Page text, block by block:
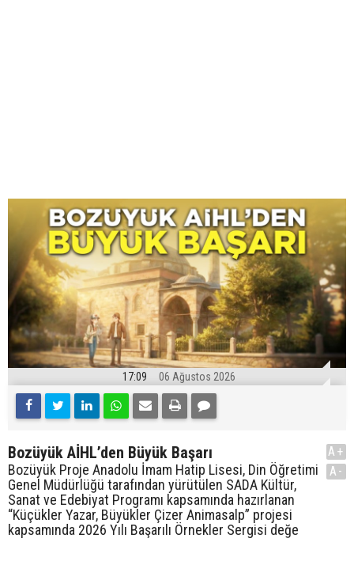
17:09 06 Ağustos 2026
Bozüyük AİHL’den Büyük Başarı
Bozüyük Proje Anadolu İmam Hatip Lisesi, Din Öğretimi
Genel Müdürlüğü tarafından yürütülen SADA Kültür,
Sanat ve Edebiyat Programı kapsamında hazırlanan
“Küçükler Yazar, Büyükler Çizer Animasalp” projesi
kapsamında 2026 Yılı Başarılı Örnekler Sergisi değe
A+
A-